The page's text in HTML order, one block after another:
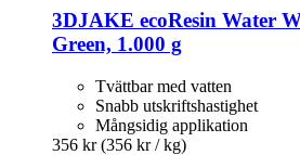
3DJAKE ecoResin Water
Green, 1.000 g
Tvättbar med vatten
Snabb utskriftshastighet
Mångsidig applikation
356 kr (356 kr / kg)